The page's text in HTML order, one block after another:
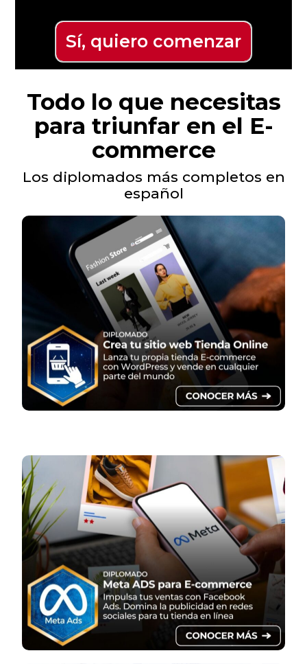
Sí, quiero comenzar
Todo lo que necesitas
para triunfar en el E-
commerce
Los diplomados más completos en
español